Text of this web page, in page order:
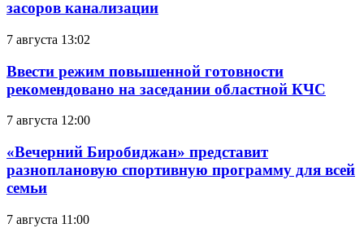
засоров канализации
7 августа 13:02
Ввести режим повышенной готовности
рекомендовано на заседании областной КЧС
7 августа 12:00
«Вечерний Биробиджан» представит
разноплановую спортивную программу для всей
семьи
7 августа 11:00